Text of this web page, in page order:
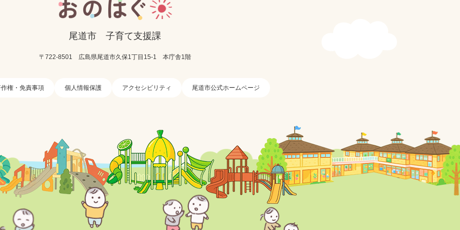
尾道市 子育て支援課
〒722-8501 広島県尾道市久保1丁目15-1 本庁舎1階
権・免責事項 個人情報保護 アクセシビリティ 尾道市公式ホームページ